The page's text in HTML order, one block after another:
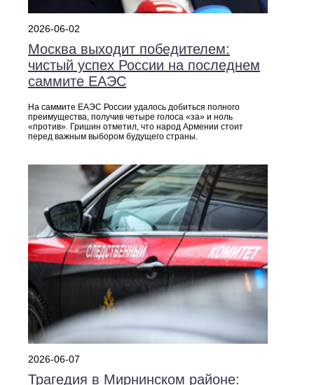
2026-06-02
Москва выходит победителем:
чистый успех России на последнем
саммите ЕАЭС
На саммите ЕАЭС России удалось добиться полного
преимущества, получив четыре голоса «за» и ноль
«против». Гришин отметил, что народ Армении стоит
перед важным выбором будущего страны.
2026-06-07
Трагедия в Мирнинском районе: